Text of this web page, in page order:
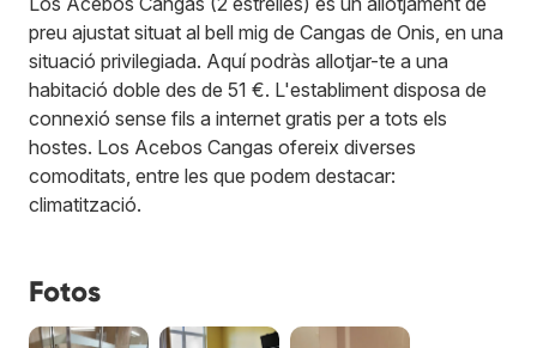
preu ajustat situat al bell mig de Cangas de Onis, en una
situació privilegiada. Aquí podràs allotjar-te a una
habitació doble des de 51 €. L'establiment disposa de
connexió sense fils a internet gratis per a tots els
hostes. Los Acebos Cangas ofereix diverses
comoditats, entre les que podem destacar:
climatització.
Fotos